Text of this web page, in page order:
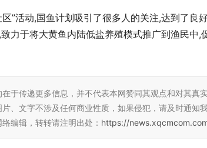
”活动,国鱼计划吸引了很多人的关注,达到了良
力于将大黄鱼内陆低盐养殖模式推广到渔民中,
于传递更多信息，并不代表本网赞同其观点和对其真
、文字不涉及任何商业性质，如果侵犯，请及时通知
编辑，转转请注明出处： https://